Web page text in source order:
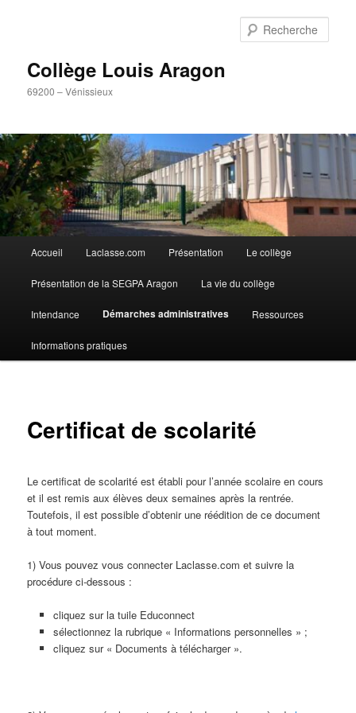
Collège Louis Aragon
69200 – Vénissieux
principal
Accueil Laclasse.com Présentation Le collège
Présentation de la SEGPA Aragon La vie du collège
Intendance Démarches administratives Ressources
Informations pratiques
Certificat de scolarité
Le certificat de scolarité est établi pour l’année scolaire en cours
et il est remis aux élèves deux semaines après la rentrée.
Toutefois, il est possible d’obtenir une réédition de ce document
à tout moment.
1) Vous pouvez vous connecter Laclasse.com et suivre la
procédure ci-dessous :
cliquez sur la tuile Educonnect
sélectionnez la rubrique « Informations personnelles » ;
cliquez sur « Documents à télécharger ».